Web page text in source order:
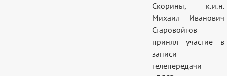
Скорины, к.и.н.
Михаил Иванович
Старовойтов
принял участие в
записи
телепередачи